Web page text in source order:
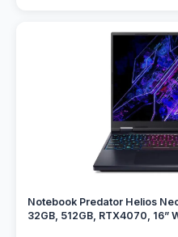
Notebook Predator Helios
32GB, 512GB, RTX4070, 16”